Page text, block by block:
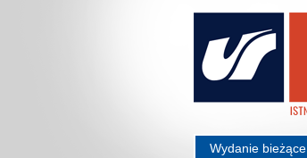
Wydanie bieżące